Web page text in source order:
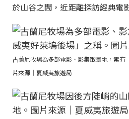
於山谷之間，近距離探訪經典電
古蘭尼牧場為多部電影、影集取景地，素
片來源｜夏威夷旅遊局